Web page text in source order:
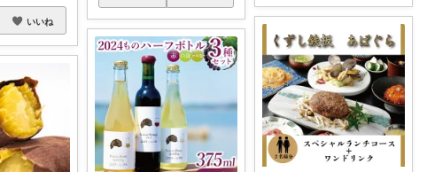
いいね